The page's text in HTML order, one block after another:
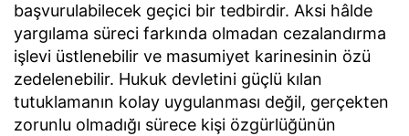
başvurulabilecek geçici bir tedbirdir. Aksi hâlde
yargılama süreci farkında olmadan cezalandırma
işlevi üstlenebilir ve masumiyet karinesinin özü
zedelenebilir. Hukuk devletini güçlü kılan
tutuklamanın kolay uygulanması değil, gerçekten
zorunlu olmadığı sürece kişi özgürlüğünün